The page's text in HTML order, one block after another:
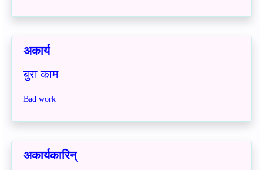
अकार्य
बुरा काम
Bad work
अकार्यकारिन्